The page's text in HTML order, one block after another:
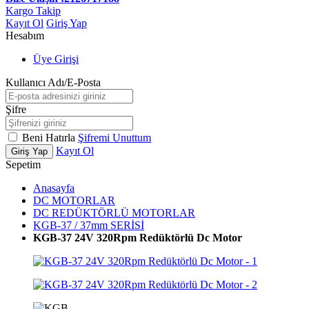
Kargo Takip
Kayıt Ol Giriş Yap
Hesabım
Üye Girişi
Kullanıcı Adı/E-Posta
Şifre
Beni Hatırla Şifremi Unuttum
Giriş Yap
Kayıt Ol
Sepetim
Anasayfa
DC MOTORLAR
DC REDÜKTÖRLÜ MOTORLAR
KGB-37 / 37mm SERİSİ
KGB-37 24V 320Rpm Redüktörlü Dc Motor